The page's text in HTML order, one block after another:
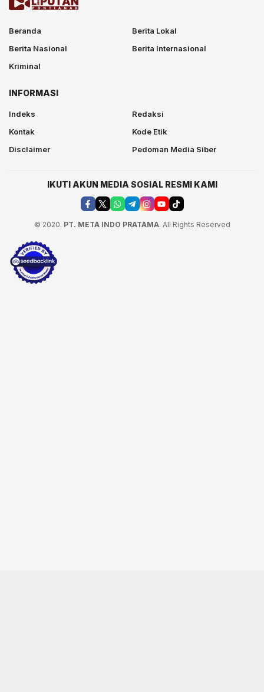
Beranda
Berita Lokal
Berita Nasional
Berita Internasional
Kriminal
INFORMASI
Indeks
Redaksi
Kontak
Kode Etik
Disclaimer
Pedoman Media Siber
IKUTI AKUN MEDIA SOSIAL RESMI KAMI
© 2020. PT. META INDO PRATAMA. All Rights Reserved